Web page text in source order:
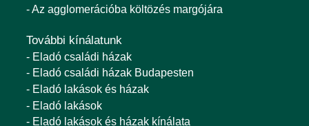
- Az agglomerációba költözés margójára
További kínálatunk
- Eladó családi házak
- Eladó családi házak Budapesten
- Eladó lakások és házak
- Eladó lakások
- Eladó lakások és házak kínálata